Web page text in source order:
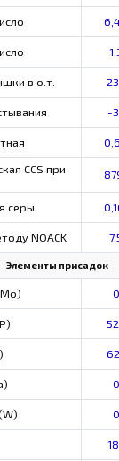
в о.т.
-
CCS при
серы
NOACK
Элементы присадок
0
0
0